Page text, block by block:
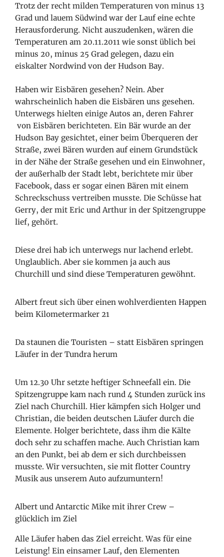
Trotz der recht milden Temperaturen von minus 13
Grad und lauem Südwind war der Lauf eine echte
Herausforderung. Nicht auszudenken, wären die
Temperaturen am 20.11.2011 wie sonst üblich bei
minus 20, minus 25 Grad gelegen, dazu ein
eiskalter Nordwind von der Hudson Bay.
Haben wir Eisbären gesehen? Nein. Aber
wahrscheinlich haben die Eisbären uns gesehen.
Unterwegs hielten einige Autos an, deren Fahrer
von Eisbären berichteten. Ein Bär wurde an der
Hudson Bay gesichtet, einer beim Überqueren der
Straße, zwei Bären wurden auf einem Grundstück
in der Nähe der Straße gesehen und ein Einwohner,
der außerhalb der Stadt lebt, berichtete mir über
Facebook, dass er sogar einen Bären mit einem
Schreckschuss vertreiben musste. Die Schüsse hat
Gerry, der mit Eric und Arthur in der Spitzengruppe
lief, gehört.
Diese drei hab ich unterwegs nur lachend erlebt.
Unglaublich. Aber sie kommen ja auch aus
Churchill und sind diese Temperaturen gewöhnt.
Albert freut sich über einen wohlverdienten Happen
beim Kilometermarker 21
Da staunen die Touristen – statt Eisbären springen
Läufer in der Tundra herum
Um 12.30 Uhr setzte heftiger Schneefall ein. Die
Spitzengruppe kam nach rund 4 Stunden zurück ins
Ziel nach Churchill. Hier kämpfen sich Holger und
Christian, die beiden deutschen Läufer durch die
Elemente. Holger berichtete, dass ihm die Kälte
doch sehr zu schaffen mache. Auch Christian kam
an den Punkt, bei ab dem er sich durchbeissen
musste. Wir versuchten, sie mit flotter Country
Musik aus unserem Auto aufzumuntern!
Albert und Antarctic Mike mit ihrer Crew –
glücklich im Ziel
Alle Läufer haben das Ziel erreicht. Was für eine
Leistung! Ein einsamer Lauf, den Elementen